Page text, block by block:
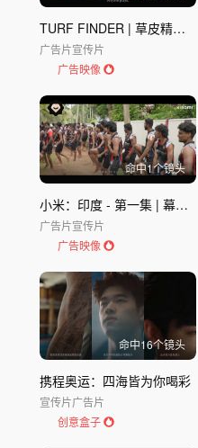
TURF FINDER | 草皮精准匹配，轻松
广告片宣传片
广告映像
命中1个镜头
小米：印度 - 第一集 | 幕后镜头｜钱帕库兰船赛｜小米15系列｜Xiaomi
广告片宣传片
广告映像
命中16个镜头
携程奥运：四海皆为你喝彩
宣传片广告片
创意盒子